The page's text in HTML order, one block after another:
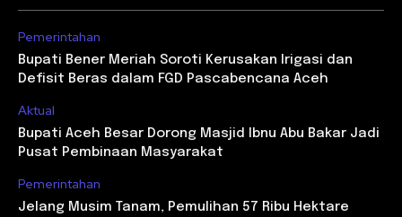
Pemerintahan
Bupati Bener Meriah Soroti Kerusakan Irigasi dan
Defisit Beras dalam FGD Pascabencana Aceh
Aktual
Bupati Aceh Besar Dorong Masjid Ibnu Abu Bakar Jadi
Pusat Pembinaan Masyarakat
Pemerintahan
Jelang Musim Tanam, Pemulihan 57 Ribu Hektare